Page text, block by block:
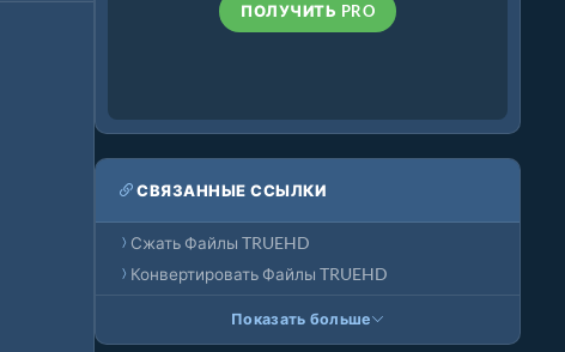
ПОЛУЧИТЬ PRO
СВЯЗАННЫЕ ССЫЛКИ
Сжать Файлы TRUEHD
Конвертировать Файлы TRUEHD
Показать больше